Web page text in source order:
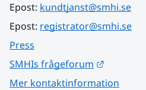
Epost: kundtjanst@smhi.se
Epost: registrator@smhi.se
Press
SMHIs frågeforum
Mer kontaktinformation